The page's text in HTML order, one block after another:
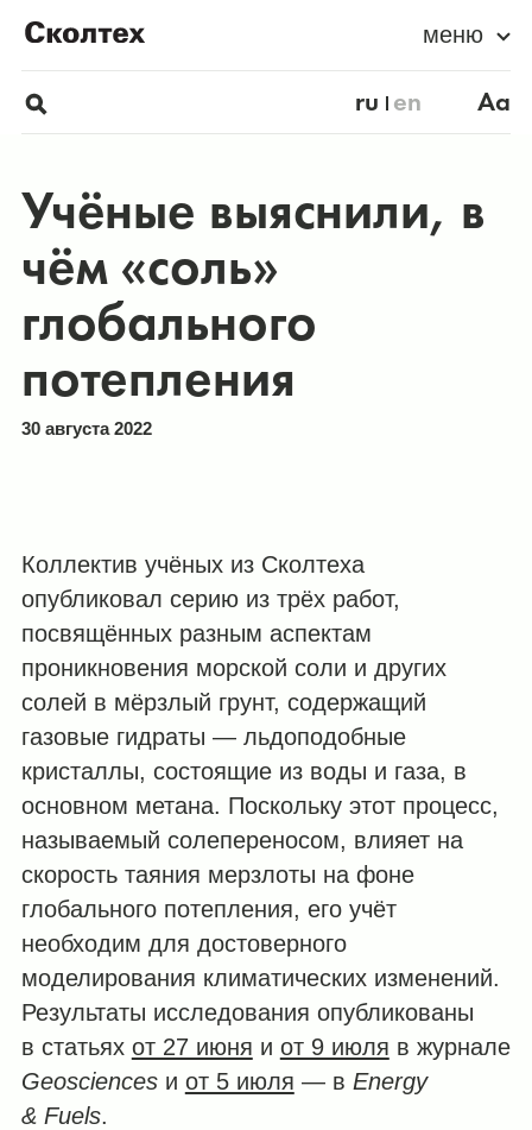
меню
ru en Aa
Учёные выяснили, в
чём «соль»
глобального
потепления
30 августа 2022
Коллектив учёных из Сколтеха
опубликовал серию из трёх работ,
посвящённых разным аспектам
проникновения морской соли и других
солей в мёрзлый грунт, содержащий
газовые гидраты — льдоподобные
кристаллы, состоящие из воды и газа, в
основном метана. Поскольку этот процесс,
называемый солепереносом, влияет на
скорость таяния мерзлоты на фоне
глобального потепления, его учёт
необходим для достоверного
моделирования климатических изменений.
Результаты исследования опубликованы
в статьях от 27 июня и от 9 июля в журнале
Geosciencesи от 5 июля — в Energy
& Fuels.